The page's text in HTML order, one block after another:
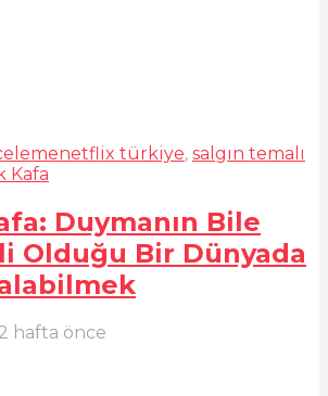
netflix türkiye, salgın temalı
Kafa
Duymanın Bile
Olduğu Bir Dünyada
2 hafta önce